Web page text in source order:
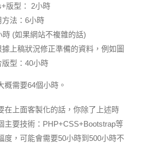
版型： 2小時
法：6小時
(如果網站不複雜的話)
上稿狀況修正準備的資料，例如圖
型：40小時
概需要64個小時。
在上面客製化的話，你除了上述時
主要技術：PHP+CSS+Bootstrap等
度，可能會需要50小時到500小時不